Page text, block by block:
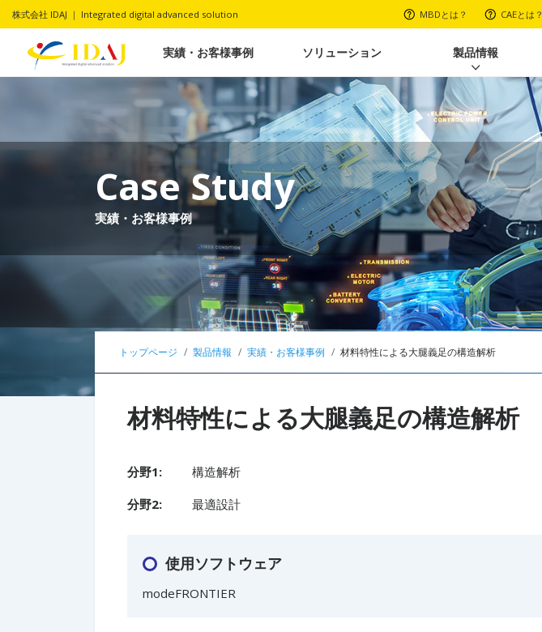
株式会社 IDAJ ｜ Integrated digital advanced solution MBDとは？ CAEとは？
実績・お客様事例 ソリューション 製品情報
Case Study
実績・お客様事例
トップページ 製品情報 実績・お客様事例 材料特性による大腿義足の構造解析​
材料特性による大腿義足の構造解析​
分野1:
構造解析
分野2:
最適設計
使用ソフトウェア
modeFRONTIER